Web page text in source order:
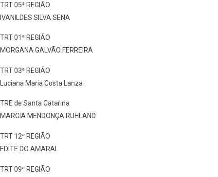
TRT 05ª REGIÃO
IVANILDES SILVA SENA
TRT 01ª REGIÃO
MORGANA GALVÃO FERREIRA
TRT 03ª REGIÃO
Luciana Maria Costa Lanza
TRE de Santa Catarina
MARCIA MENDONÇA RUHLAND
TRT 12ª REGIÃO
EDITE DO AMARAL
TRT 09ª REGIÃO